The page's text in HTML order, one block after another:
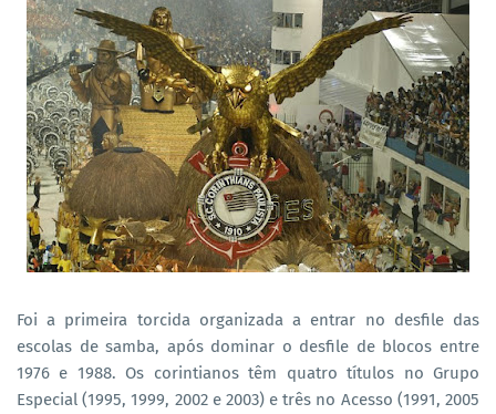
Foi a primeira torcida organizada a entrar no desfile das
escolas de samba, após dominar o desfile de blocos entre
1976 e 1988. Os corintianos têm quatro títulos no Grupo
Especial (1995, 1999, 2002 e 2003) e três no Acesso (1991, 2005